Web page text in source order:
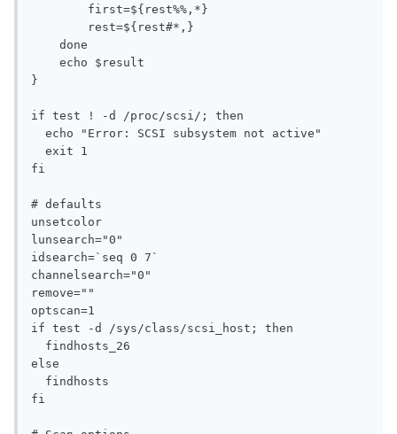
first=${rest%%,*}
rest=${rest#*,}
done
echo $result
}
if test ! -d /proc/scsi/; then
echo "Error: SCSI subsystem not active"
exit 1
fi
# defaults
unsetcolor
lunsearch="0"
idsearch=`seq 0 7`
channelsearch="0"
remove=""
optscan=1
if test -d /sys/class/scsi_host; then
findhosts_26
else
findhosts
fi